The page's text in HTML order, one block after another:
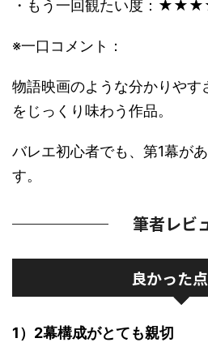
・もう一回観たい度：
※一口コメント：
物語映画のような分かりやす
をじっくり味わう作品。
バレエ初心者でも、第1幕が
す。
筆者レビ
良かった
1）2幕構成がとても親切